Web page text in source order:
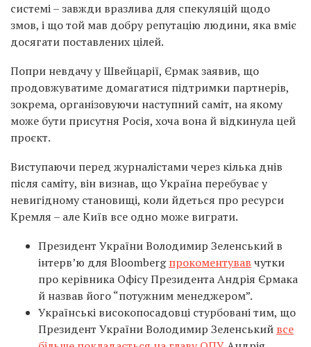
системі – завжди вразлива для спекуляцій щодо
змов, і що той мав добру репутацію людини, яка вміє
досягати поставлених цілей.
Попри невдачу у Швейцарії, Єрмак заявив, що
продовжуватиме домагатися підтримки партнерів,
зокрема, організовуючи наступний саміт, на якому
може бути присутня Росія, хоча вона й відкинула цей
проєкт.
Виступаючи перед журналістами через кілька днів
після саміту, він визнав, що Україна перебуває у
невигідному становищі, коли йдеться про ресурси
Кремля – але Київ все одно може виграти.
Президент України Володимир Зеленський в
інтерв’ю для Bloombergпрокоментував чутки
про керівника Офісу Президента Андрія Єрмака
й назвав його “потужним менеджером”.
Українські високопосадовці стурбовані тим, що
Президент України Володимир Зеленський все